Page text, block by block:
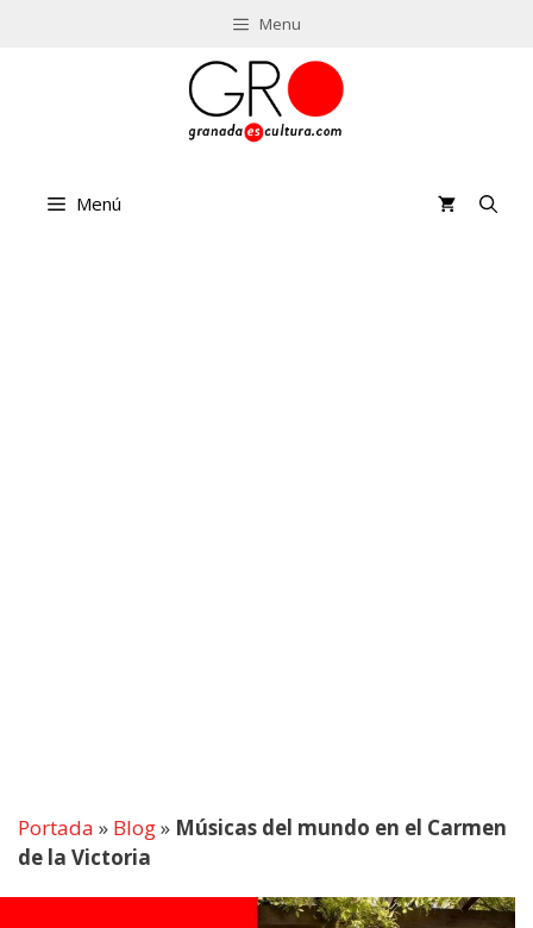
Menu
Menú
Portada » Blog» Músicas del mundo en el Carmen
de la Victoria